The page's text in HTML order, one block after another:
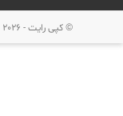
© کپی رایت - 2026